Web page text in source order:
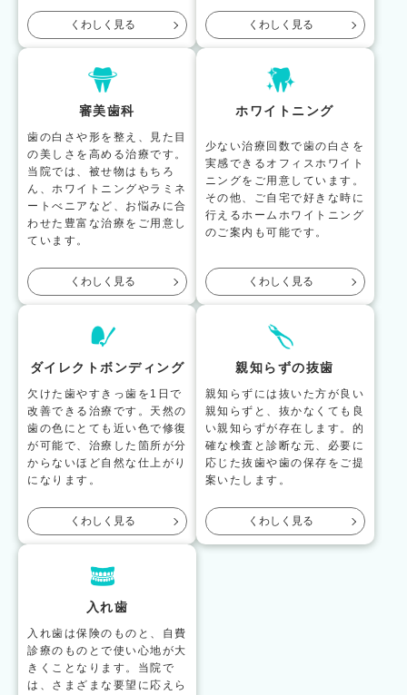
くわしく見る くわしく見る
審美歯科
歯の白さや形を整え、見た目
の美しさを高める治療です。
当院では、被せ物はもちろ
ん、ホワイトニングやラミネ
ートべニアなど、お悩みに合
わせた豊富な治療をご用意し
ています。
くわしく見る
ホワイトニング
少ない治療回数で歯の白さを
実感できるオフィスホワイト
ニングをご用意しています。
その他、ご自宅で好きな時に
行えるホームホワイトニング
のご案内も可能です。
くわしく見る
ダイレクトボンディング
欠けた歯やすきっ歯を1日で
改善できる治療です。天然の
歯の色にとても近い色で修復
が可能で、治療した箇所が分
からないほど自然な仕上がり
になります。
くわしく見る
親知らずの抜歯
親知らずには抜いた方が良い
親知らずと、抜かなくても良
い親知らずが存在します。的
確な検査と診断な元、必要に
応じた抜歯や歯の保存をご提
案いたします。
くわしく見る
入れ歯
入れ歯は保険のものと、自費
診療のものとで使い心地が大
きくことなります。当院で
は、さまざまな要望に応えら